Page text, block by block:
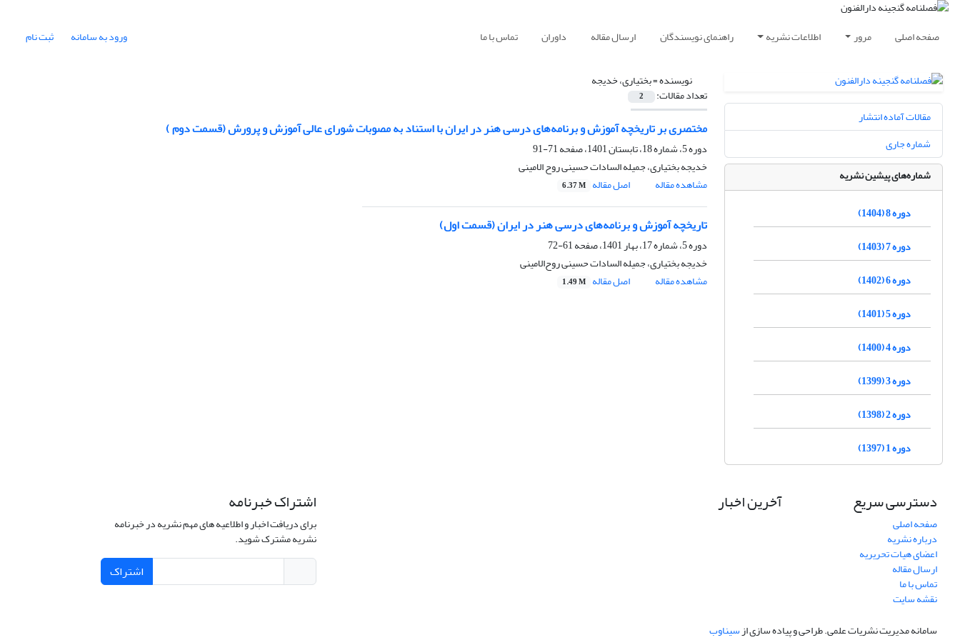
صفحه اصلی مرور اطلاعات نشریه راهنمای نویسندگان ارسال مقاله داوران تماس با ما ورود به سامانه ثبت نام
نویسنده =بختیاری، خدیجه
تعداد مقالات: 2
مختصری بر تاریخچه آموزش و برنامه‌های درسی هنر در ایران با استناد به مصوبات شورای عالی آموزش و پرورش (قسمت دوم )
دوره 5، شماره 18، تابستان 1401، صفحه
71-91
خدیجه بختیاری، جمیله السادات حسینی روح الامینی
مشاهده مقاله
اصل مقاله 6.37 M
تاریخچه آموزش و برنامه‌های درسی هنر در ایران (قسمت اول)
دوره 5، شماره 17، بهار 1401، صفحه
61-72
خدیجه بختیاری، جمیله السادات حسینی روح‌الامینی
مشاهده مقاله
اصل مقاله 1.49 M
مقالات آماده انتشار
شماره جاری
شماره‌های پیشین نشریه
دوره 8 (1404)
دوره 7 (1403)
دوره 6 (1402)
دوره 5 (1401)
دوره 4 (1400)
دوره 3 (1399)
دوره 2 (1398)
دوره 1 (1397)
دسترسی سریع
صفحه اصلی
درباره نشریه
اعضای هیات تحریریه
ارسال مقاله
تماس با ما
نقشه سایت
آخرین اخبار اشتراک خبرنامه
برای دریافت اخبار و اطلاعیه های مهم نشریه در خبرنامه
نشریه مشترک شوید.
اشتراک
سامانه مدیریت نشریات علمی.طراحی و پیاده سازی ازسیناوب